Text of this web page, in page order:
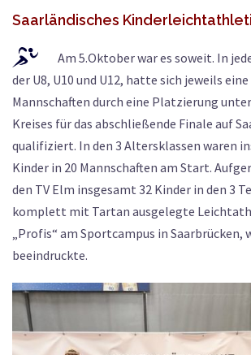
Saarländisches
Am 5.Oktober war es soweit. In
der U8, U10 und U12, hatte sich jeweils
Mannschaften durch eine Platzierung
Kreises für das abschließende Finale auf
qualifiziert. In den 3 Altersklassen waren
Kinder in 20 Mannschaften am Start.
den TV Elm insgesamt 32 Kinder in den 3
komplett mit Tartan ausgelegte
„Profis“ am Sportcampus in Saarbrücken,
beeindruckte.